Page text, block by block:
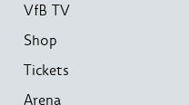
VfB TV
Shop
Tickets
Arena